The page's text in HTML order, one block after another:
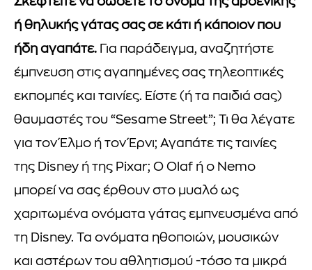
Σκεφτείτε να δώσετε το όνομα της αρσενικής
ή θηλυκής γάτας σας σε κάτι ή κάποιον που
ήδη αγαπάτε. Για παράδειγμα, αναζητήστε
έμπνευση στις αγαπημένες σας τηλεοπτικές
εκπομπές και ταινίες. Είστε (ή τα παιδιά σας)
θαυμαστές του “Sesame Street”; Τι θα λέγατε
για τον Έλμο ή τον Έρνι; Αγαπάτε τις ταινίες
της Disney ή της Pixar; Ο Olaf ή ο Nemo
μπορεί να σας έρθουν στο μυαλό ως
χαριτωμένα ονόματα γάτας εμπνευσμένα από
τη Disney. Τα ονόματα ηθοποιών, μουσικών
και αστέρων του αθλητισμού -τόσο τα μικρά